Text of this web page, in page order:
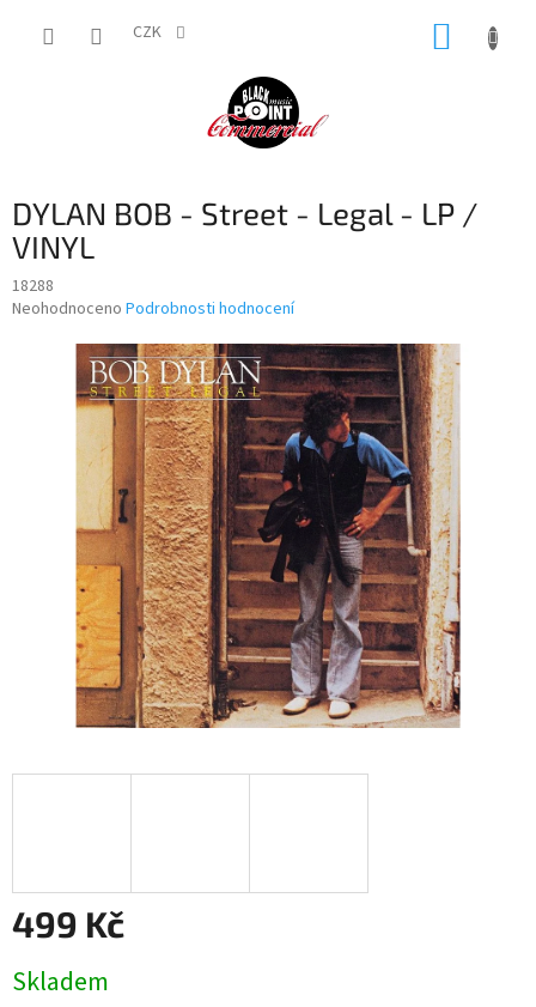
CZK
DYLAN BOB - Street - Legal - LP /
VINYL
18288
Průměrné
Neohodnoceno Podrobnosti hodnocení
499 Kč
cena:
Skladem